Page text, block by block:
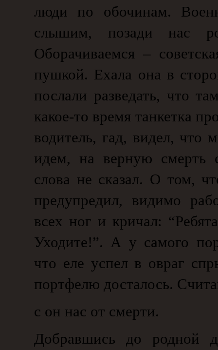
люди по обочинам.
слышим, позади нас
Оборачиваемся –
пушкой. Ехала она в
послали разведать, что
какое-то время танкетка
водитель, гад, видел,
идем, на верную смерть
слова не сказал. О том,
предупредил, видимо
всех ног и кричал:
Уходите!”. А у самого
что еле успел в овраг
портфелю досталось.
с он нас от смерти.
Добравшись до родной